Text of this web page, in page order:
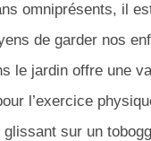
omniprésents, il
de garder nos
le jardin offre une
l’exercice
sur un